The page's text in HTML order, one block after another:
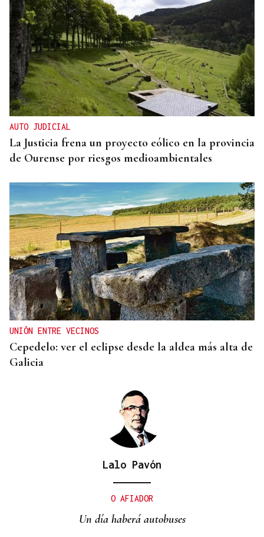
CUENTA CON ANTECEDENTES
Despliegue policial en Redondela por un hombre
atrincherado en su vivienda
AUTO JUDICIAL
La Justicia frena un proyecto eólico en la provincia
de Ourense por riesgos medioambientales
UNIÓN ENTRE VECINOS
Cepedelo: ver el eclipse desde la aldea más alta de
Galicia
Lalo Pavón
O AFIADOR
Un día haberá autobuses